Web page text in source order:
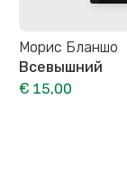
Морис Бланшо
Всевышний
€ 15,00